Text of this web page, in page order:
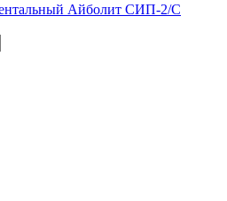
Айболит СИП-2/С